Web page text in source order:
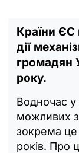
Країни
дії
громадян
року.
Водночас у
можливих
зокрема це
років. Про